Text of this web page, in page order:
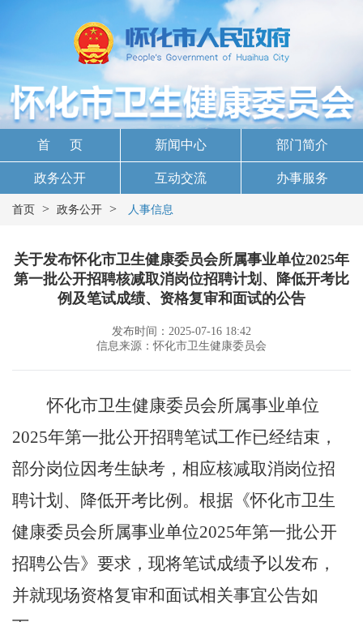
首 页 新闻中心 部门简介
政务公开 互动交流 办事服务
首页 > 政务公开 > 人事信息
关于发布怀化市卫生健康委员会所属事业单位2025年
第一批公开招聘核减取消岗位招聘计划、降低开考比
例及笔试成绩、资格复审和面试的公告
发布时间：2025-07-16 18:42
信息来源：怀化市卫生健康委员会
怀化市卫生健康委员会所属事业单位
2025年第一批公开招聘笔试工作已经结束 ，
部分岗位因考生缺考，相应核减取消岗位招
聘计划、降低开考比例。 根据《怀化市卫生
健康委员会所属事业单位2025年第一批公开
招聘公告》要求，现将笔试成绩予以发布，
并就现场资格复审和面试相关事宜公告如